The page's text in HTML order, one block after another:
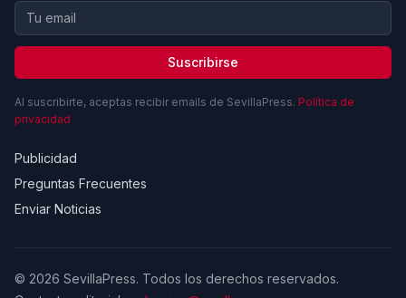
Suscribirse
Al suscribirte, aceptas recibir emails de SevillaPress. Política de
privacidad
Publicidad
Preguntas Frecuentes
Enviar Noticias
© 2026 SevillaPress. Todos los derechos reservados.